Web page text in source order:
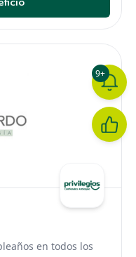
9+
en todos los